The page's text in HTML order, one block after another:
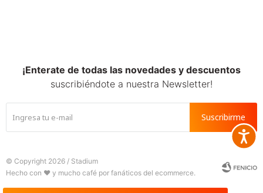
¡Enterate de todas las novedades y descuentos
suscribiéndote a nuestra Newsletter!
Suscribirme
© Copyright 2026 / Stadium